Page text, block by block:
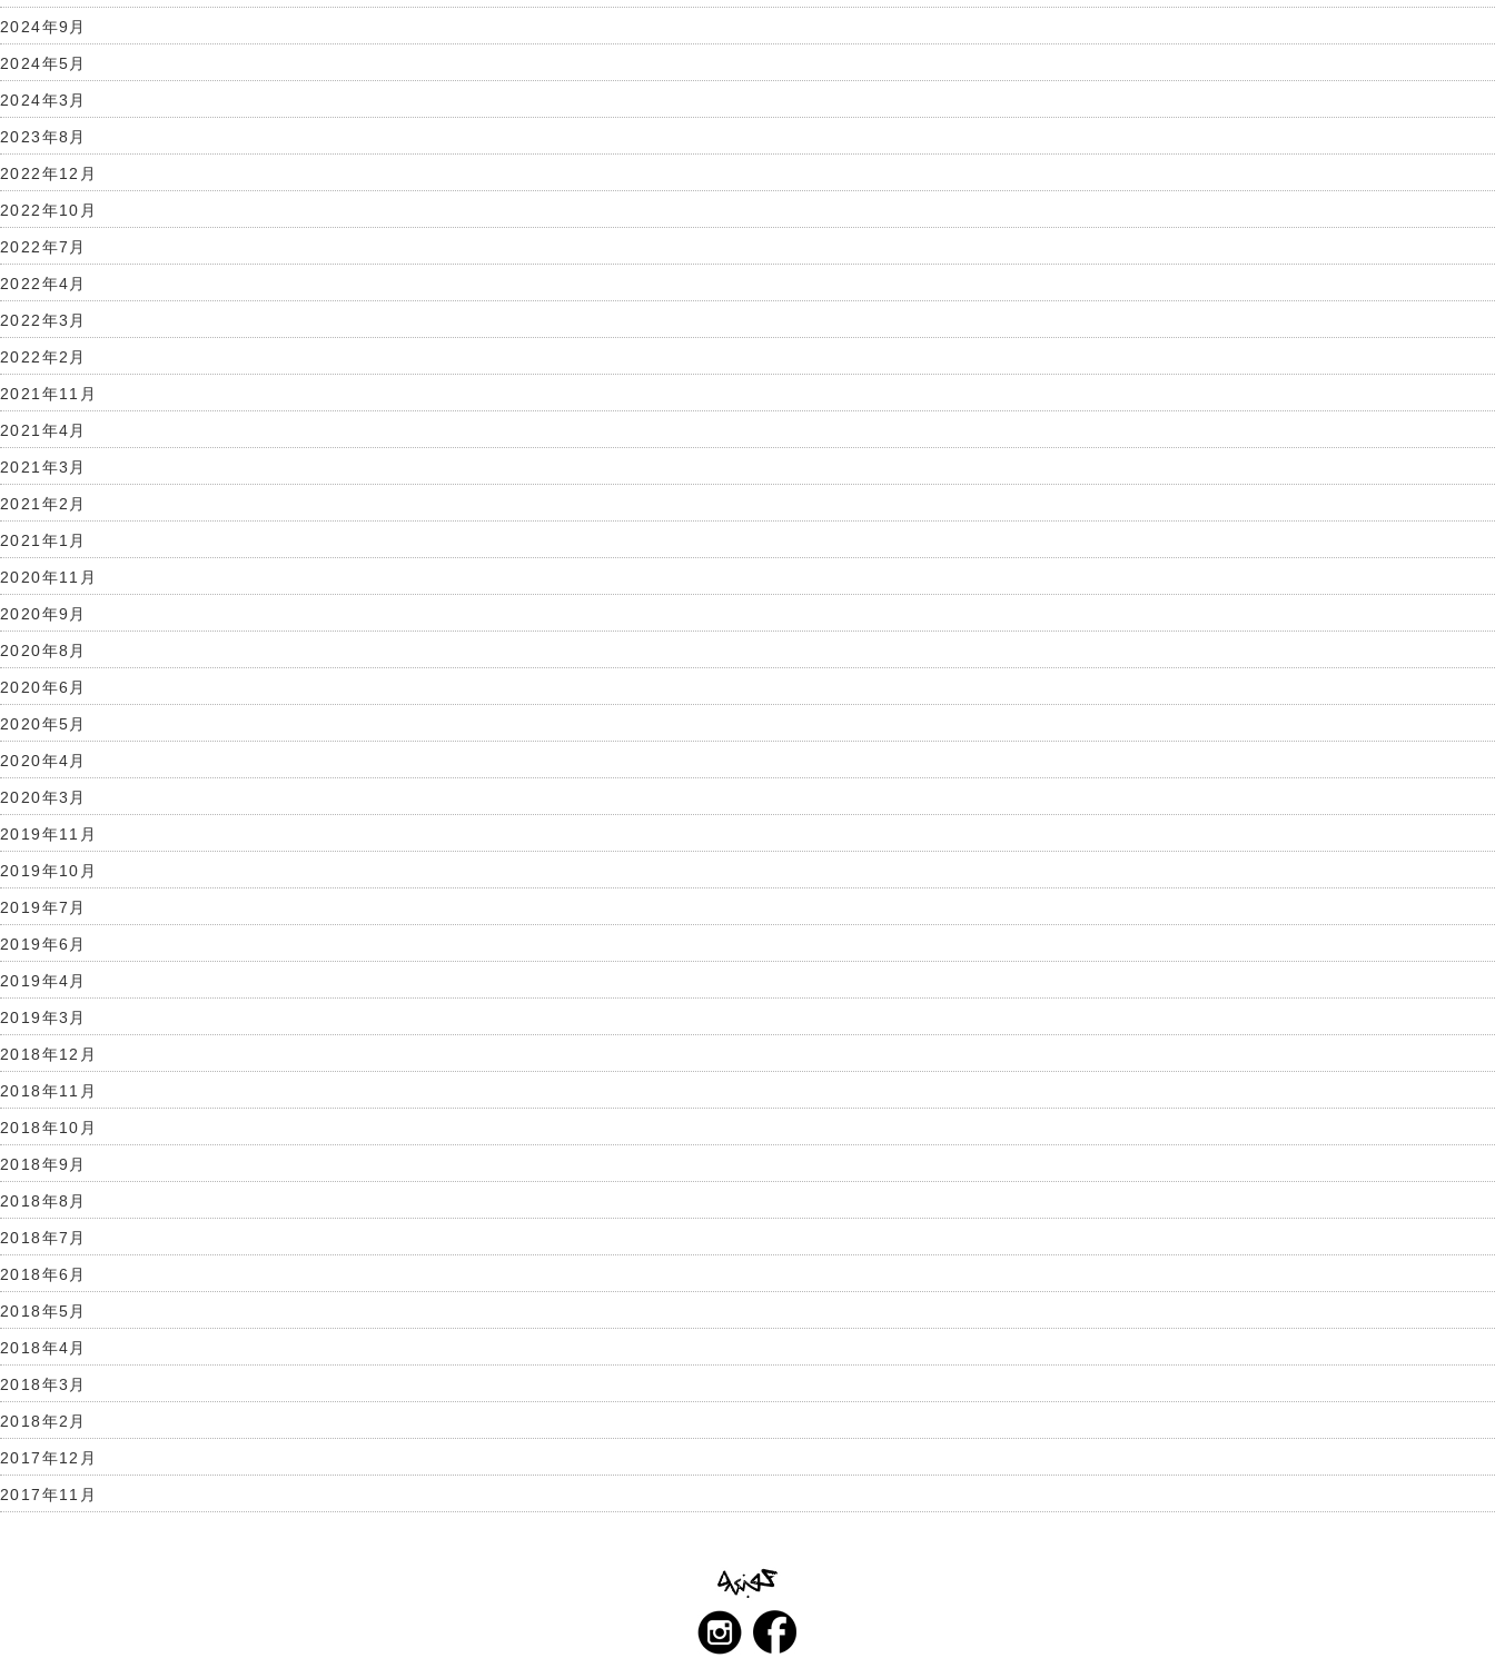
2024年9月
2024年5月
2024年3月
2023年8月
2022年12月
2022年10月
2022年7月
2022年4月
2022年3月
2022年2月
2021年11月
2021年4月
2021年3月
2021年2月
2021年1月
2020年11月
2020年9月
2020年8月
2020年6月
2020年5月
2020年4月
2020年3月
2019年11月
2019年10月
2019年7月
2019年6月
2019年4月
2019年3月
2018年12月
2018年11月
2018年10月
2018年9月
2018年8月
2018年7月
2018年6月
2018年5月
2018年4月
2018年3月
2018年2月
2017年12月
2017年11月